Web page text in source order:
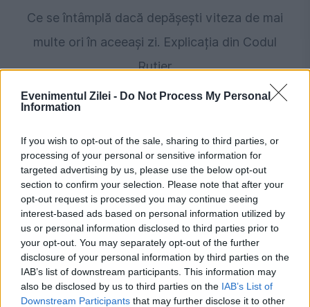
Evenimentul Zilei - Do Not Process My Personal
Information
If you wish to opt-out of the sale, sharing to third parties, or
processing of your personal or sensitive information for
targeted advertising by us, please use the below opt-out
section to confirm your selection. Please note that after your
opt-out request is processed you may continue seeing
interest-based ads based on personal information utilized by
us or personal information disclosed to third parties prior to
your opt-out. You may separately opt-out of the further
disclosure of your personal information by third parties on the
IAB’s list of downstream participants. This information may
also be disclosed by us to third parties on the IAB’s List of
Downstream Participants that may further disclose it to other
Ce se întâmplă dacă depășești viteza de mai
multe ori în aceeași zi. Explicația din Codul
Rutier
INTERNATIONAL
Fermierii francezi schimbă culturile din cauza
secetei. Năutul și lintea câștigă teren în